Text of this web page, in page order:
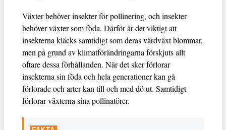
Växter behöver insekter för pollinering, och insekter
behöver växter som föda. Därför är det viktigt att
insekterna kläcks samtidigt som deras värdväxt blommar,
men på grund av klimatförändringarna förskjuts allt
oftare dessa förhållanden. När det sker förlorar
insekterna sin föda och hela generationer kan gå
förlorade och arter kan till och med dö ut. Samtidigt
förlorar växterna sina pollinatörer.